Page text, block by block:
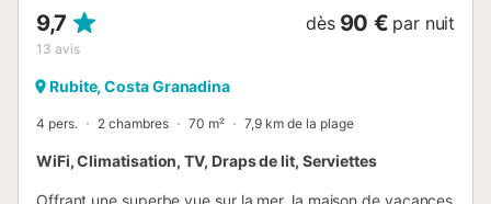
9,7
13 avis
dès 90 € par nuit
Rubite, Costa Granadina
4 pers. 2 chambres 70 m² 7,9 km de la plage
WiFi, Climatisation, TV, Draps de lit, Serviettes
Offrant une superbe vue sur la mer, la maison de vacances